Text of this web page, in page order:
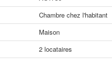
Chambre chez l'habitant
Maison
2 locataires